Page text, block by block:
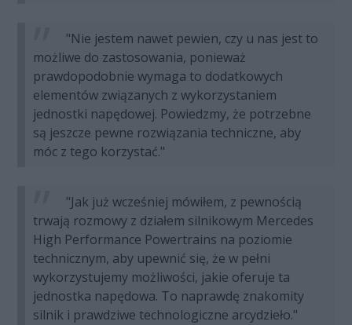
"Nie jestem nawet pewien, czy u nas jest to
możliwe do zastosowania, ponieważ
prawdopodobnie wymaga to dodatkowych
elementów związanych z wykorzystaniem
jednostki napędowej. Powiedzmy, że potrzebne
są jeszcze pewne rozwiązania techniczne, aby
móc z tego korzystać."
"Jak już wcześniej mówiłem, z pewnością
trwają rozmowy z działem silnikowym Mercedes
High Performance Powertrains na poziomie
technicznym, aby upewnić się, że w pełni
wykorzystujemy możliwości, jakie oferuje ta
jednostka napędowa. To naprawdę znakomity
silnik i prawdziwe technologiczne arcydzieło."